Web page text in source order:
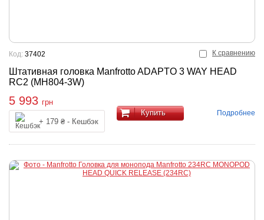
К сравнению
Штативная головка Manfrotto ADAPTO 3 WAY HEAD
RC2 (MH804-3W)
Код: 37402
5 993 грн
+ 179 ₴ - Кешбэк
Купить Подробнее